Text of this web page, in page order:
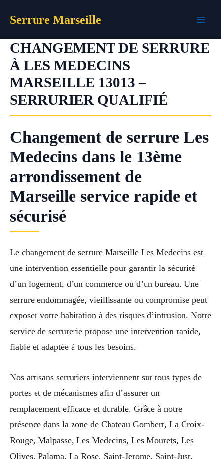
Serrure Marseille
CHANGEMENT DE SERRURE
À LES MEDECINS
MARSEILLE 13013 –
SERRURIER QUALIFIÉ
Changement de serrure Les
Medecins dans le 13ème
arrondissement de
Marseille service rapide et
sécurisé
Le changement de serrure Marseille Les Medecins est
une intervention essentielle pour garantir la sécurité
d’un logement, d’un commerce ou d’un bureau. Une
serrure endommagée, vieillissante ou compromise peut
exposer votre habitation à des risques d’intrusion. Notre
service de serrurerie propose une intervention rapide,
fiable et adaptée à tous les besoins.
Nos artisans serruriers interviennent sur tous types de
portes et de mécanismes afin d’assurer un
remplacement efficace et durable. Grâce à notre
présence dans la zone de Chateau Gombert, La Croix-
Rouge, Malpasse, Les Medecins, Les Mourets, Les
Olives, Palama, La Rose, Saint-Jerome, Saint-Just,